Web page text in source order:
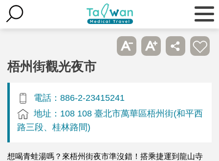
梧州街觀光夜市
電話：886-2-23415241
地址：108 108 臺北市萬華區梧州街(和平西
路三段、桂林路間)
想喝青蛙湯嗎？來梧州街夜市準沒錯！搭乘捷運到龍山寺